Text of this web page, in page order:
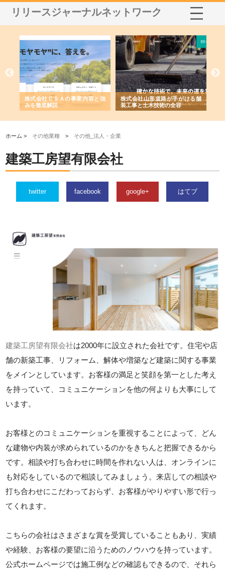
リリースジャーナルネットワーク
株式会社ＣＳＡの事業内容と強
みを徹底解説
株式会社山形道路が手がける舗
装工事と土木技術の全容
ホーム > その他業種 > その他_法人・企業
建築工房望有限会社
twitter facebook google+ はてブ
建築工房望有限会社は2000年に設立された会社です。住宅や店
舗の新築工事、リフォーム、解体や増築など建築に関する事業
をメインとしています。お客様の満足と笑顔を第一とした考え
を持っていて、コミュニケーションを他の何よりも大事にして
います。
お客様とのコミュニケーションを重視することによって、どん
な建物や内装が求められているのかをきちんと把握できるから
です。相談や打ち合わせに時間を作れない人は、オンラインに
も対応をしているので相談してみましょう。来店しての相談や
打ち合わせにこだわっておらず、お客様がやりやすい形で行っ
てくれます。
こちらの会社はさまざまな賞を受賞していることもあり、実績
や経験、お客様の要望に沿うためのノウハウを持っています。
公式ホームページでは施工例などの確認もできるので、それら